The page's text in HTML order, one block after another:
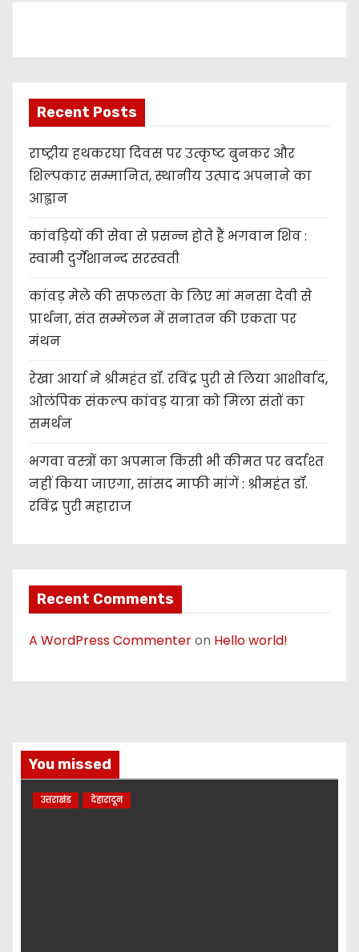
Recent Posts
राष्ट्रीय हथकरघा दिवस पर उत्कृष्ट बुनकर और
शिल्पकार सम्मानित, स्थानीय उत्पाद अपनाने का
आह्वान
कांवड़ियों की सेवा से प्रसन्न होते हैं भगवान शिव :
स्वामी दुर्गेशानन्द सरस्वती
कांवड़ मेले की सफलता के लिए मां मनसा देवी से
प्रार्थना, संत सम्मेलन में सनातन की एकता पर
मंथन
रेखा आर्या ने श्रीमहंत डॉ. रविंद्र पुरी से लिया आशीर्वाद,
ओलंपिक संकल्प कांवड़ यात्रा को मिला संतों का
समर्थन
भगवा वस्त्रों का अपमान किसी भी कीमत पर बर्दाश्त
नहीं किया जाएगा, सांसद माफी मांगें : श्रीमहंत डॉ.
रविंद्र पुरी महाराज
Recent Comments
A WordPress Commenteron Hello world!
You missed
उत्तराखंड देहारादून